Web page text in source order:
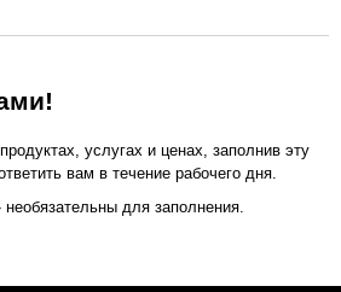
услугах и ценах, заполнив эту
вам в течение рабочего дня.
для заполнения.